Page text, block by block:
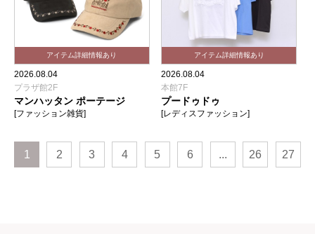
2026.08.04
プラザ館2F
マンハッタン ポーテージ
[ファッション雑貨]
2026.08.04
本館7F
プードゥドゥ
[レディスファッション]
1 2 3 4 5 6 ... 26 27